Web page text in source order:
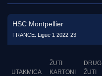
HSC Montpellier
FRANCE: Ligue 1 2022-23
UTAKMICA
ŽUTI
KARTONI
DRUGI
ŽUTI